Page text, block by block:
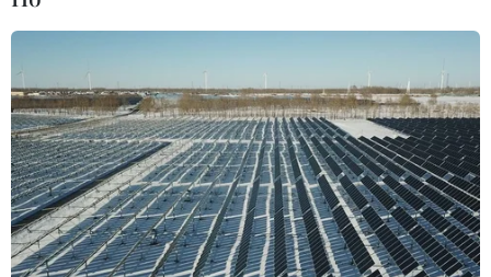
Chính thức dừng đặt lịch đăng kiểm
xe ôtô qua ứng dụng trực tuyến
17/07/2026 02:25
Triệu hồi hơn 13.000 xe Hyundai
Tucson để cập nhật phần mềm hệ